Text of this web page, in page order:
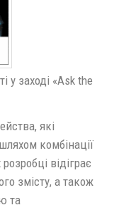
у заході «Ask the
які
комбінації
відіграє
змісту, а також
та